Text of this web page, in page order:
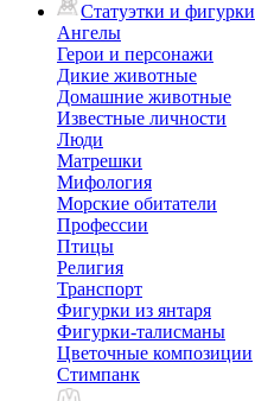
Статуэтки и фигурки
Ангелы
Герои и персонажи
Дикие животные
Домашние животные
Известные личности
Люди
Матрешки
Мифология
Морские обитатели
Профессии
Птицы
Религия
Транспорт
Фигурки из янтаря
Фигурки-талисманы
Цветочные композиции
Стимпанк